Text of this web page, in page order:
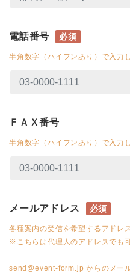
電話番号 必須
半角数字（ハイフンあり）で入力
ＦＡＸ番号
半角数字（ハイフンあり）で入力
メールアドレス 必須
各種案内の受信を希望するアドレ
※こちらは代理人のアドレスでも
send@event-form.jp からのメー